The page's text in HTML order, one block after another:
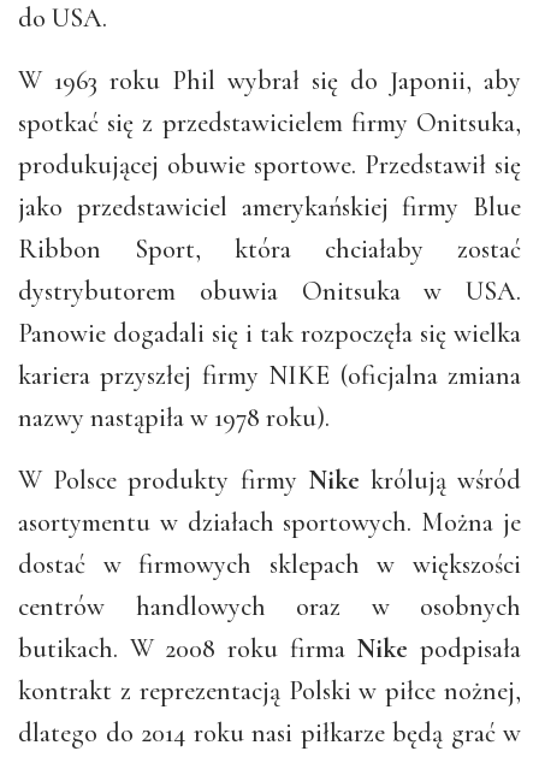
do USA.
W 1963 roku Phil wybrał się do Japonii, aby
spotkać się z przedstawicielem firmy Onitsuka,
produkującej obuwie sportowe. Przedstawił się
jako przedstawiciel amerykańskiej firmy Blue
Ribbon Sport, która chciałaby zostać
dystrybutorem obuwia Onitsuka w USA.
Panowie dogadali się i tak rozpoczęła się wielka
kariera przyszłej firmy NIKE (oficjalna zmiana
nazwy nastąpiła w 1978 roku).
W Polsce produkty firmy Nike królują wśród
asortymentu w działach sportowych. Można je
dostać w firmowych sklepach w większości
centrów handlowych oraz w osobnych
butikach. W 2008 roku firma Nikepodpisała
kontrakt z reprezentacją Polski w piłce nożnej,
dlatego do 2014 roku nasi piłkarze będą grać w